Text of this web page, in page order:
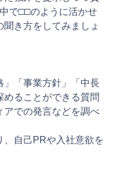
で□□のように活かせ
き方をしてみましょ
」「事業方針」「中長
ることができる質問
アでの発言などを調べ
、自己PRや入社意欲を